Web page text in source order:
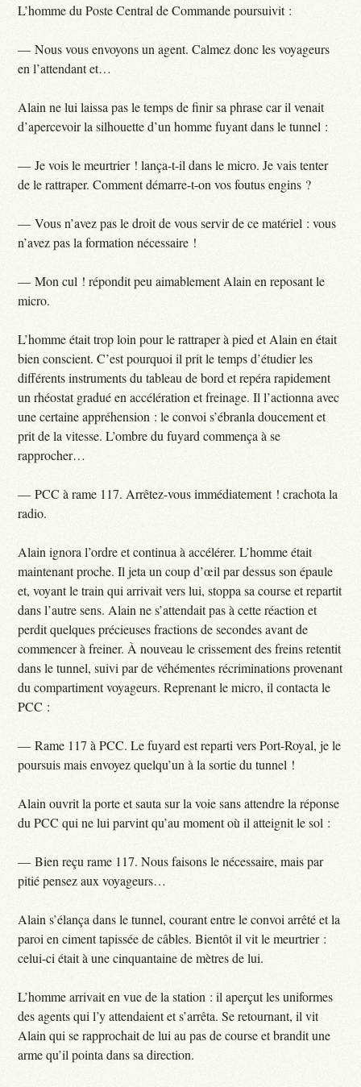
L’homme du Poste Central de Commande poursuivit :
— Nous vous envoyons un agent. Calmez donc les voyageurs
en l’attendant et…
Alain ne lui laissa pas le temps de finir sa phrase car il venait
d’apercevoir la silhouette d’un homme fuyant dans le tunnel :
— Je vois le meurtrier ! lança-t-il dans le micro. Je vais tenter
de le rattraper. Comment démarre-t-on vos foutus engins ?
— Vous n’avez pas le droit de vous servir de ce matériel : vous
n’avez pas la formation nécessaire !
— Mon cul ! répondit peu aimablement Alain en reposant le
micro.
L’homme était trop loin pour le rattraper à pied et Alain en était
bien conscient. C’est pourquoi il prit le temps d’étudier les
différents instruments du tableau de bord et repéra rapidement
un rhéostat gradué en accélération et freinage. Il l’actionna avec
une certaine appréhension : le convoi s’ébranla doucement et
prit de la vitesse. L’ombre du fuyard commença à se
rapprocher…
— PCC à rame 117. Arrêtez-vous immédiatement ! crachota la
radio.
Alain ignora l’ordre et continua à accélérer. L’homme était
maintenant proche. Il jeta un coup d’œil par dessus son épaule
et, voyant le train qui arrivait vers lui, stoppa sa course et repartit
dans l’autre sens. Alain ne s’attendait pas à cette réaction et
perdit quelques précieuses fractions de secondes avant de
commencer à freiner. À nouveau le crissement des freins retentit
dans le tunnel, suivi par de véhémentes récriminations provenant
du compartiment voyageurs. Reprenant le micro, il contacta le
PCC :
— Rame 117 à PCC. Le fuyard est reparti vers Port-Royal, je le
poursuis mais envoyez quelqu’un à la sortie du tunnel !
Alain ouvrit la porte et sauta sur la voie sans attendre la réponse
du PCC qui ne lui parvint qu’au moment où il atteignit le sol :
— Bien reçu rame 117. Nous faisons le nécessaire, mais par
pitié pensez aux voyageurs…
Alain s’élança dans le tunnel, courant entre le convoi arrêté et la
paroi en ciment tapissée de câbles. Bientôt il vit le meurtrier :
celui-ci était à une cinquantaine de mètres de lui.
L’homme arrivait en vue de la station : il aperçut les uniformes
des agents qui l’y attendaient et s’arrêta. Se retournant, il vit
Alain qui se rapprochait de lui au pas de course et brandit une
arme qu’il pointa dans sa direction.